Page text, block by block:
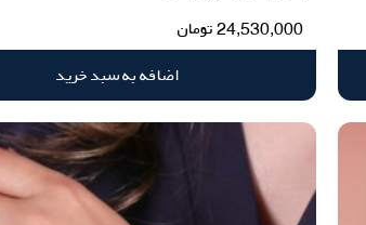
24,530,000تومان
اضافه به سبد خرید